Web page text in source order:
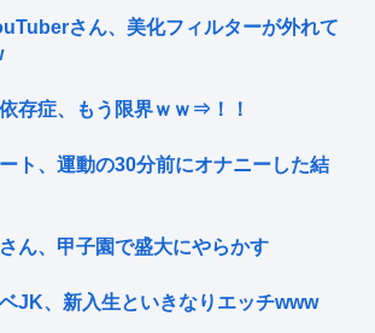
さん、美化フィルターが外れて
存症、もう限界ｗｗ⇒！！
ト、運動の30分前にオナニーした結
ん、甲子園で盛大にやらかす
ベJK、新入生といきなりエッチwww